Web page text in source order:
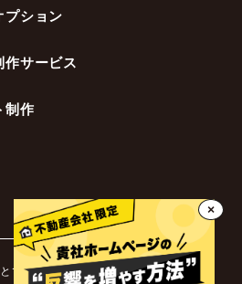
プション
作サービス
制作
です。不動産業界ではホ
×